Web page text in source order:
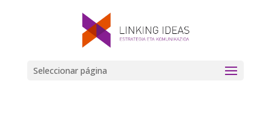
Seleccionar página